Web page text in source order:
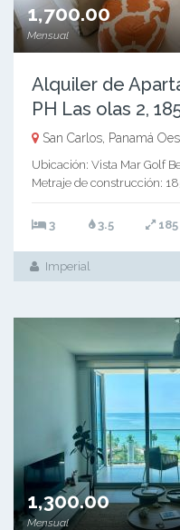
1,700.00
Mensual
Alquiler de
PH Las olas 2,
San Carlos, Panamá
Ubicación: Vista Mar Golf
Metraje de construcción:
3 3.5
Imperial
1,300.00
Mensual